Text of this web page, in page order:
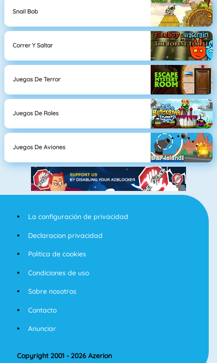
Snail Bob
Correr Y Saltar
Juegos De Terror
Juegos De Roles
Juegos De Aviones
La configuración de privacidad
Declaracion privacidad
Politica de cookies
Condiciones de uso
Sobre nosotros
Contacto
Anunciar
Copyright 2001 - 2026 Azerion